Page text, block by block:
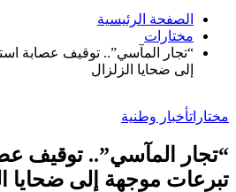
الصفحة الرئيسية
مختارات
“تجار المآسي”.. توقيف عصابة
إلى ضحايا الزلزال
مختاراتأخبار وطنية
“تجار المآسي”.. توقيف
تبرعات موجهة إلى ضحايا